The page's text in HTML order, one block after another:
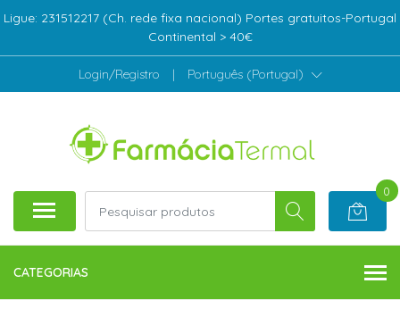
Ligue: 231512217 (Ch. rede fixa nacional) Portes gratuitos-Portugal
Continental > 40€
Login/Registro | Português (Portugal)
0
CATEGORIAS